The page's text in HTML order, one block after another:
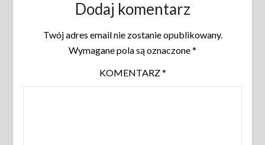
Dodaj komentarz
Twój adres email nie zostanie opublikowany.
Wymagane pola są oznaczone*
KOMENTARZ*